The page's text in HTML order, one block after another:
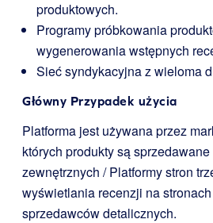
produktowych.
Programy próbkowania
wygenerowania wstępnych
Sieć syndykacyjna z wieloma
Główny Przypadek użycia
Platforma jest używana przez
których produkty są
zewnętrznych / Platformy stron
wyświetlania recenzji na
sprzedawców detalicznych.